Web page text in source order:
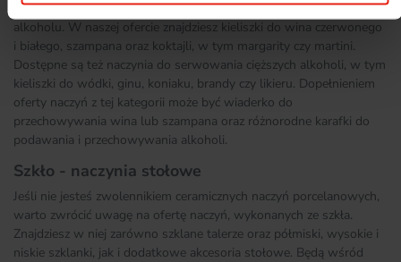
nich ma zadanie służyć bowiem do podawania jednego rodzaju
alkoholu. W naszej ofercie znajdziesz kieliszki do wina czerwonego
i białego, szampana oraz koktajli, w tym margarity czy martini.
Dostępne są też naczynia do serwowania cięższych alkoholi, w tym
kieliszki do wódki, ginu, koniaku, brandy czy likieru. Dopełnieniem
oferty naczyń z tej kategorii może być wiaderko do
przechowywania wina lub szampana oraz różnorodne karafki do
podawania i przechowywania alkoholi.
Szkło - naczynia stołowe
Jeśli nie jesteś zwolennikiem ceramicznych naczyń porcelanowych,
warto zwrócić uwagę na ofertę naczyń, wykonanych ze szkła.
Znajdziesz w niej zarówno szklane talerze oraz półmiski, wysokie i
niskie szklanki, jak i dodatkowe akcesoria stołowe. Będą wśród